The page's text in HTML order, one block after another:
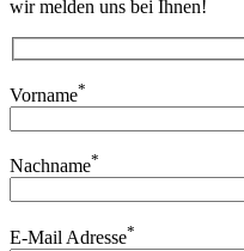
wir melden uns bei Ihnen!
Vorname*
Nachname*
E-Mail Adresse*